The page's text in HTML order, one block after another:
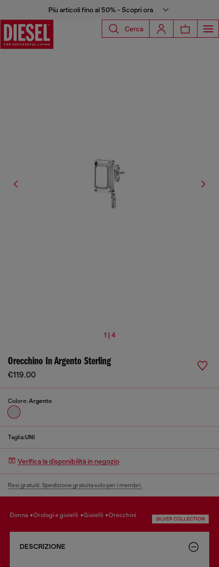
Più articoli fino al 50% - Scopri ora
Cerca
1 | 4
Orecchino In Argento Sterling
€119.00
Colore: Argento
Taglia:UNI
Verifica la disponibilità in negozio
Resi gratuiti. Spedizione gratuita solo per i membri.
donna orologi e gioielli gioielli orecchini
SILVER COLLECTION
DESCRIZIONE